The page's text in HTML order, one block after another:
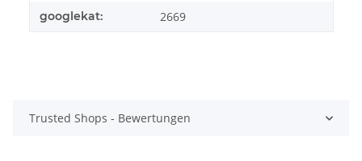
googlekat: 2669
Trusted Shops - Bewertungen